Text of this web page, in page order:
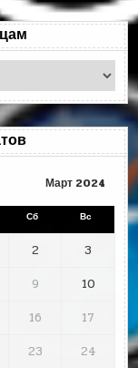
Март 2024
Сб Вс
2
3
9
10
16
17
23
24